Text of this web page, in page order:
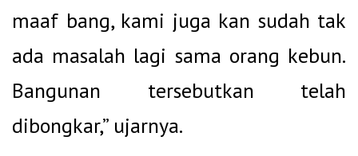
maaf bang, kami juga kan sudah tak
ada masalah lagi sama orang kebun.
Bangunan tersebutkan telah
dibongkar,” ujarnya.